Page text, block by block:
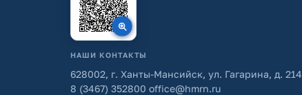
НАШИ КОНТАКТЫ
628002, г. Ханты-Мансийск, ул. Гагарина, д. 214
8 (3467) 352800 office@hmrn.ru